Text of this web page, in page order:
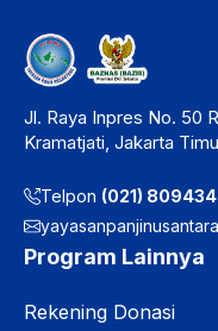
Jl. Raya Inpres No. 50
Kramatjati, Jakarta
Telpon (021)
Program Lainnya
Rekening Donasi